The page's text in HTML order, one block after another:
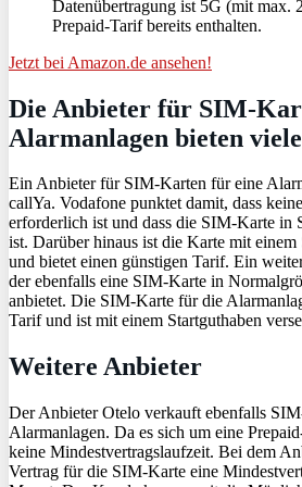
Datenübertragung ist 5G (mit max.
Prepaid-Tarif bereits enthalten.
Jetzt bei Amazon.de ansehen!
Die Anbieter für SIM-
Alarmanlagen bieten
Ein Anbieter für SIM-Karten für eine
callYa. Vodafone punktet damit, dass
erforderlich ist und dass die SIM-Karte in
ist. Darüber hinaus ist die Karte mit einem
und bietet einen günstigen Tarif. Ein
der ebenfalls eine SIM-Karte in
anbietet. Die SIM-Karte für die
Tarif und ist mit einem Startguthaben
Weitere Anbieter
Der Anbieter Otelo verkauft ebenfalls
Alarmanlagen. Da es sich um eine
keine Mindestvertragslaufzeit. Bei dem
Vertrag für die SIM-Karte eine